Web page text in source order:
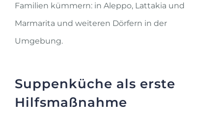
Familien kümmern: in Aleppo, Lattakia und
Marmarita und weiteren Dörfern in der
Umgebung.
Suppenküche als erste
Hilfsmaßnahme